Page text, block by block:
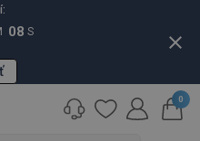
07 S close
0